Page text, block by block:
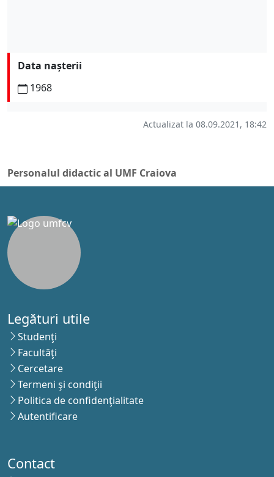
Personalul didactic al UMF Craiova
Data nașterii
1968
Actualizat la 08.09.2021, 18:42
Legături utile
Studenţi
Facultăţi
Cercetare
Termeni şi condiţii
Politica de confidenţialitate
Autentificare
Contact